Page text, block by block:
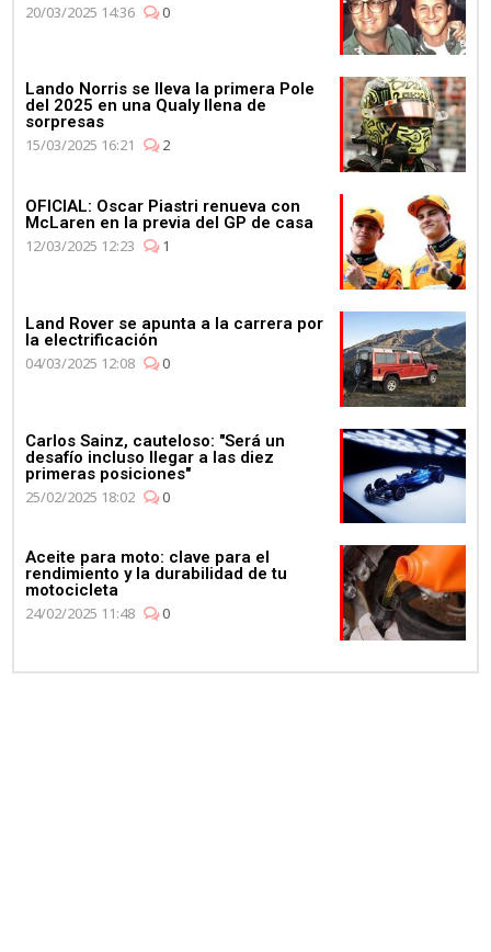
20/03/2025 14:36
0
Lando Norris se lleva la primera Pole
del 2025 en una Qualy llena de
sorpresas
15/03/2025 16:21
2
OFICIAL: Oscar Piastri renueva con
McLaren en la previa del GP de casa
12/03/2025 12:23
1
Land Rover se apunta a la carrera por
la electrificación
04/03/2025 12:08
0
Carlos Sainz, cauteloso: "Será un
desafío incluso llegar a las diez
primeras posiciones"
25/02/2025 18:02
0
Aceite para moto: clave para el
rendimiento y la durabilidad de tu
motocicleta
24/02/2025 11:48
0